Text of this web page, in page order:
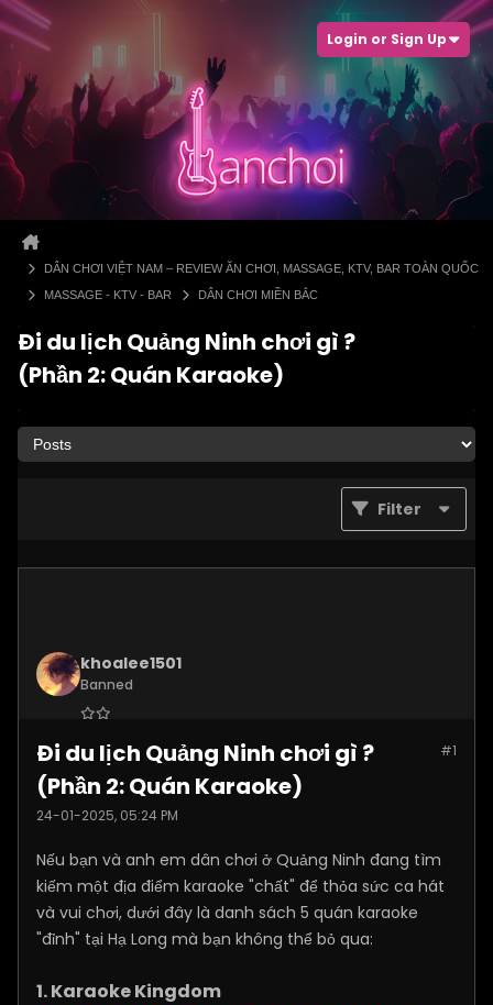
Login or Sign Up
DÂN CHƠI VIỆT NAM – REVIEW ĂN CHƠI, MASSAGE, KTV, BAR TOÀN QUỐC
MASSAGE - KTV - BAR
DÂN CHƠI MIỀN BẮC
Đi du lịch Quảng Ninh chơi gì ?
(Phần 2: Quán Karaoke)
Filter
khoalee1501
Banned
Posts: 5577 #1
Đi du lịch Quảng Ninh chơi gì ?
(Phần 2: Quán Karaoke)
24-01-2025, 05:24 PM
Nếu bạn và anh em dân chơi ở Quảng Ninh đang tìm
kiếm một địa điểm karaoke "chất" để thỏa sức ca hát
và vui chơi, dưới đây là danh sách 5 quán karaoke
"đỉnh" tại Hạ Long mà bạn không thể bỏ qua:
1. Karaoke Kingdom